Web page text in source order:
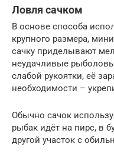
Ловля сачком
В основе способа
крупного размера,
сачку приделывают
неудачливые
слабой рукоятки, её
необходимости –
Обычно сачок
рыбак идёт на пирс, в
другой участок с